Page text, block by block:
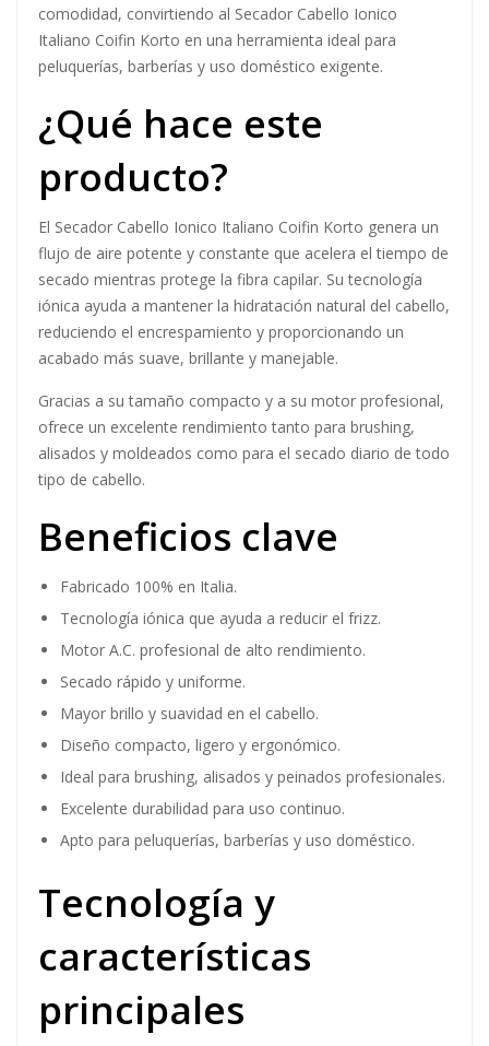
comodidad, convirtiendo al Secador Cabello Ionico
Italiano Coifin Korto en una herramienta ideal para
peluquerías, barberías y uso doméstico exigente.
¿Qué hace este
producto?
El Secador Cabello Ionico Italiano Coifin Korto genera un
flujo de aire potente y constante que acelera el tiempo de
secado mientras protege la fibra capilar. Su tecnología
iónica ayuda a mantener la hidratación natural del cabello,
reduciendo el encrespamiento y proporcionando un
acabado más suave, brillante y manejable.
Gracias a su tamaño compacto y a su motor profesional,
ofrece un excelente rendimiento tanto para brushing,
alisados y moldeados como para el secado diario de todo
tipo de cabello.
Beneficios clave
Fabricado 100% en Italia.
Tecnología iónica que ayuda a reducir el frizz.
Motor A.C. profesional de alto rendimiento.
Secado rápido y uniforme.
Mayor brillo y suavidad en el cabello.
Diseño compacto, ligero y ergonómico.
Ideal para brushing, alisados y peinados profesionales.
Excelente durabilidad para uso continuo.
Apto para peluquerías, barberías y uso doméstico.
Tecnología y
características
principales